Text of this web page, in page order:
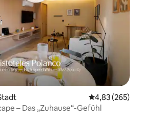
4,83 (265)
– Das „Zuhause“-Gefühl